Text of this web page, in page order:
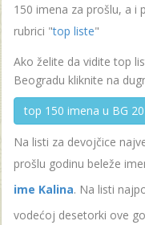
150 imena za prošlu, a i
rubrici "top liste"
Ako želite da vidite top
Beogradu kliknite na
top 150 imena u BG
Na listi za devojčice
prošlu godinu beleže
ime Kalina. Na listi
vodećoj desetorki ove